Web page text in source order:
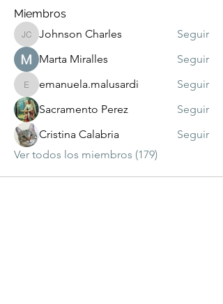
Miembros
Johnson Charles
Johnson Charles
Seguir
Marta Miralles
Seguir
emanuela.malusardi
emanuela.malusardi
Seguir
Sacramento Perez
Seguir
Cristina Calabria
Seguir
Ver todos los miembros (179)